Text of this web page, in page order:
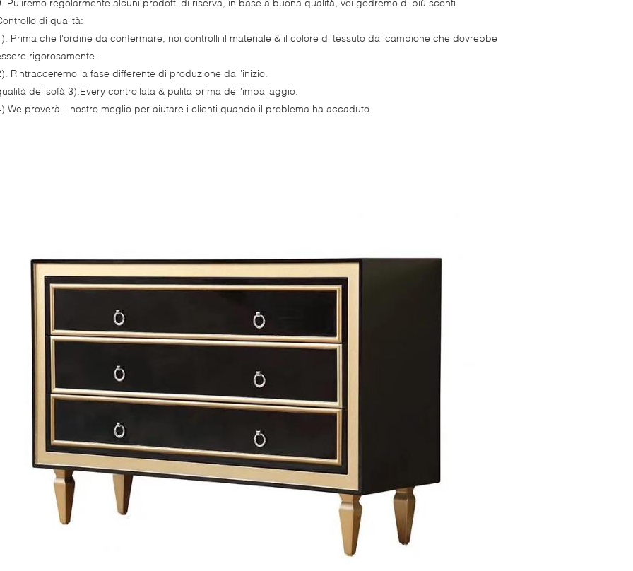
Puliremo regolarmente alcuni prodotti di riserva, in base a buona qualità, voi godremo di più sconti.
di qualità:
Prima che l'ordine da confermare, noi controlli il materiale & il colore di tessuto dal campione che dovrebbe
rigorosamente.
Rintracceremo la fase differente di produzione dall'inizio.
del sofà 3).Every controllata & pulita prima dell'imballaggio.
proverà il nostro meglio per aiutare i clienti quando il problema ha accaduto.